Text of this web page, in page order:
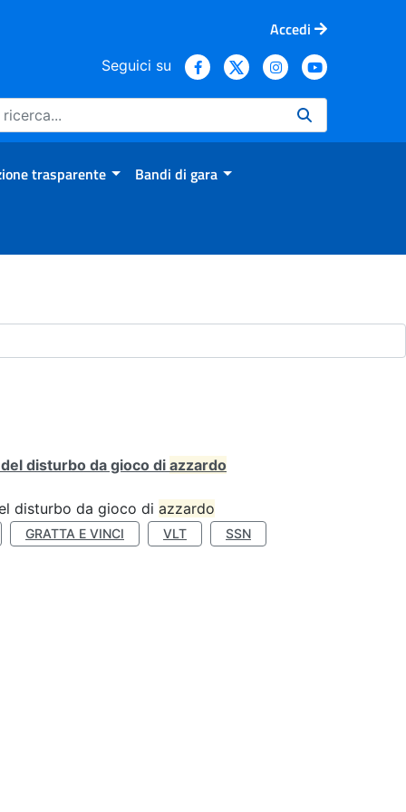
Accedi
Seguici su
trasparente Bandi di gara
disturbo da gioco di azzardo
disturbo da gioco di azzardo
GRATTA E VINCI VLT SSN